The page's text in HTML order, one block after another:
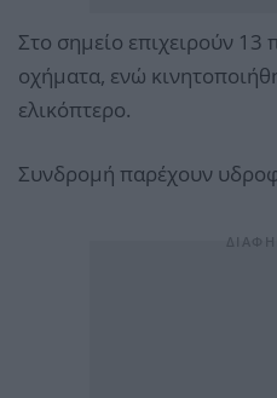
Στο σημείο επιχειρούν 13
οχήματα, ενώ
ελικόπτερο.
Συνδρομή παρέχουν